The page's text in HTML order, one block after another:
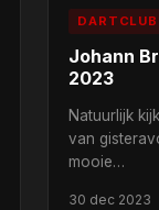
Johann
2023
Natuurlijk
van
mooie…
30 dec 2023